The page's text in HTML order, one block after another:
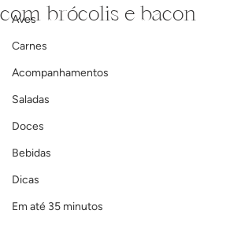
Aves
Carnes
Acompanhamentos
Saladas
Doces
Bebidas
Dicas
Em até 35 minutos
com brócolis e bacon